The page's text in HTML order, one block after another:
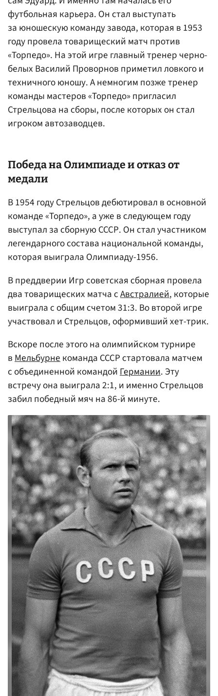
футбольная карьера. Он стал выступать
за юношескую команду завода, которая в 1953
году провела товарищеский матч против
«Торпедо». На этой игре главный тренер черно-
белых Василий Проворнов приметил ловкого и
техничного юношу. А немногим позже тренер
команды мастеров «Торпедо» пригласил
Стрельцова на сборы, после которых он стал
игроком автозаводцев.
Победа на Олимпиаде и отказ от
медали
В 1954 году Стрельцов дебютировал в основной
команде «Торпедо», а уже в следующем году
выступал за сборную СССР. Он стал участником
легендарного состава национальной команды,
которая выиграла Олимпиаду-1956.
В преддверии Игр советская сборная провела
два товарищеских матча сАвстралией, которые
выиграла с общим счетом 31:3. Во второй игре
участвовал и Стрельцов, оформивший хет-трик.
Вскоре после этого на олимпийском турнире
вМельбурнекоманда СССР стартовала матчем
с объединенной командойГермании. Эту
встречу она выиграла 2:1, и именно Стрельцов
забил победный мяч на 86-й минуте.